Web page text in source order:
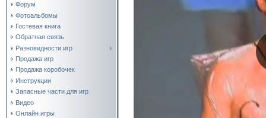
Форум
Фотоальбомы
Гостевая книга
Обратная связь
Разновидности игр
Продажа игр
Продажа коробочек
Инструкции
Запасные части для игр
Видео
Онлайн игры